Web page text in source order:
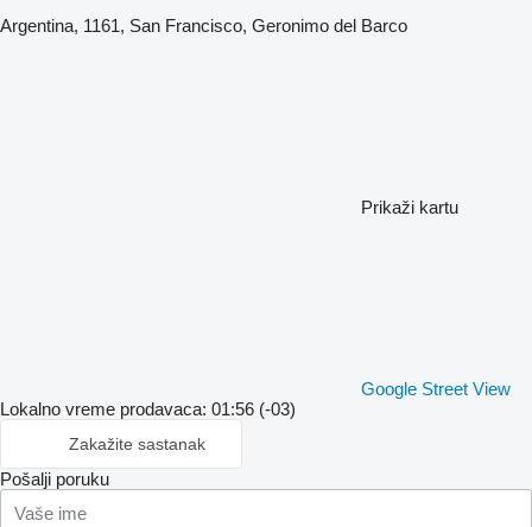
Argentina, 1161, San Francisco, Geronimo del Barco
Prikaži kartu
Google Street View
Lokalno vreme prodavaca: 01:56 (-03)
Zakažite sastanak
Pošalji poruku